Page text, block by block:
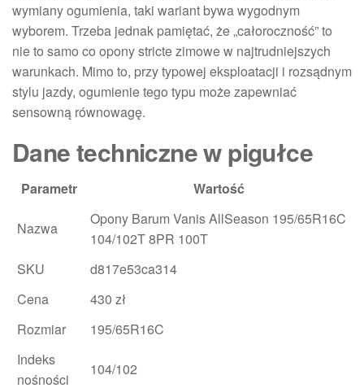
wymiany ogumienia, taki wariant bywa wygodnym
wyborem. Trzeba jednak pamiętać, że „całoroczność” to
nie to samo co opony stricte zimowe w najtrudniejszych
warunkach. Mimo to, przy typowej eksploatacji i rozsądnym
stylu jazdy, ogumienie tego typu może zapewniać
sensowną równowagę.
Dane techniczne w pigułce
Parametr Wartość
Nazwa
Opony Barum Vanis AllSeason 195/65R16C
104/102T 8PR 100T
SKU
d817e53ca314
Cena
430 zł
Rozmiar
195/65R16C
Indeks
nośności
104/102